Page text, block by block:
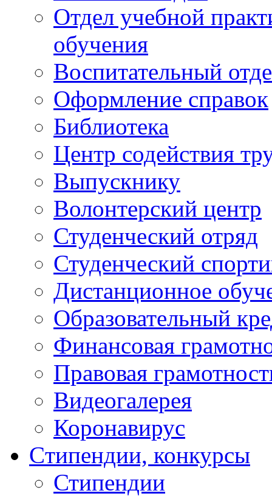
Отдел учебной
обучения
Воспитательный
Оформление справок
Библиотека
Центр содействия
Выпускнику
Волонтерский центр
Студенческий отряд
Студенческий
Дистанционное
Образовательный
Финансовая
Правовая
Видеогалерея
Коронавирус
Cтипендии, конкурсы
Стипендии